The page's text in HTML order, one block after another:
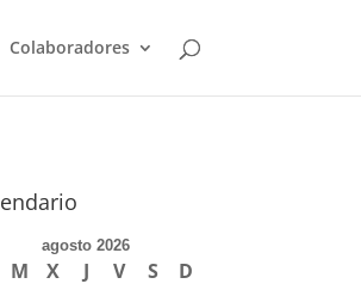
Colaboradores
agosto 2026
M X J V S
D